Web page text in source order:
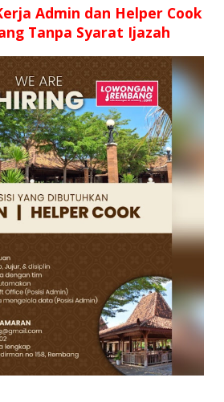
Admin dan Helper Cook
Tanpa Syarat Ijazah